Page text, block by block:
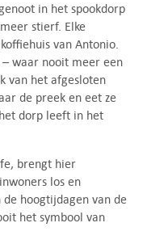
in het spookdorp
stierf. Elke
van Antonio.
– waar nooit meer een
van het afgesloten
de preek en eet ze
dorp leeft in het
brengt hier
los en
hoogtijdagen van de
het symbool van